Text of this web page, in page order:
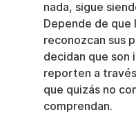
nada, sigue
Depende de que
reconozcan sus
decidan que son
reporten a
que quizás no
comprendan.